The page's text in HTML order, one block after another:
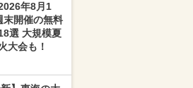
年8月1
末開催の無料
選 大規模夏
大会も！